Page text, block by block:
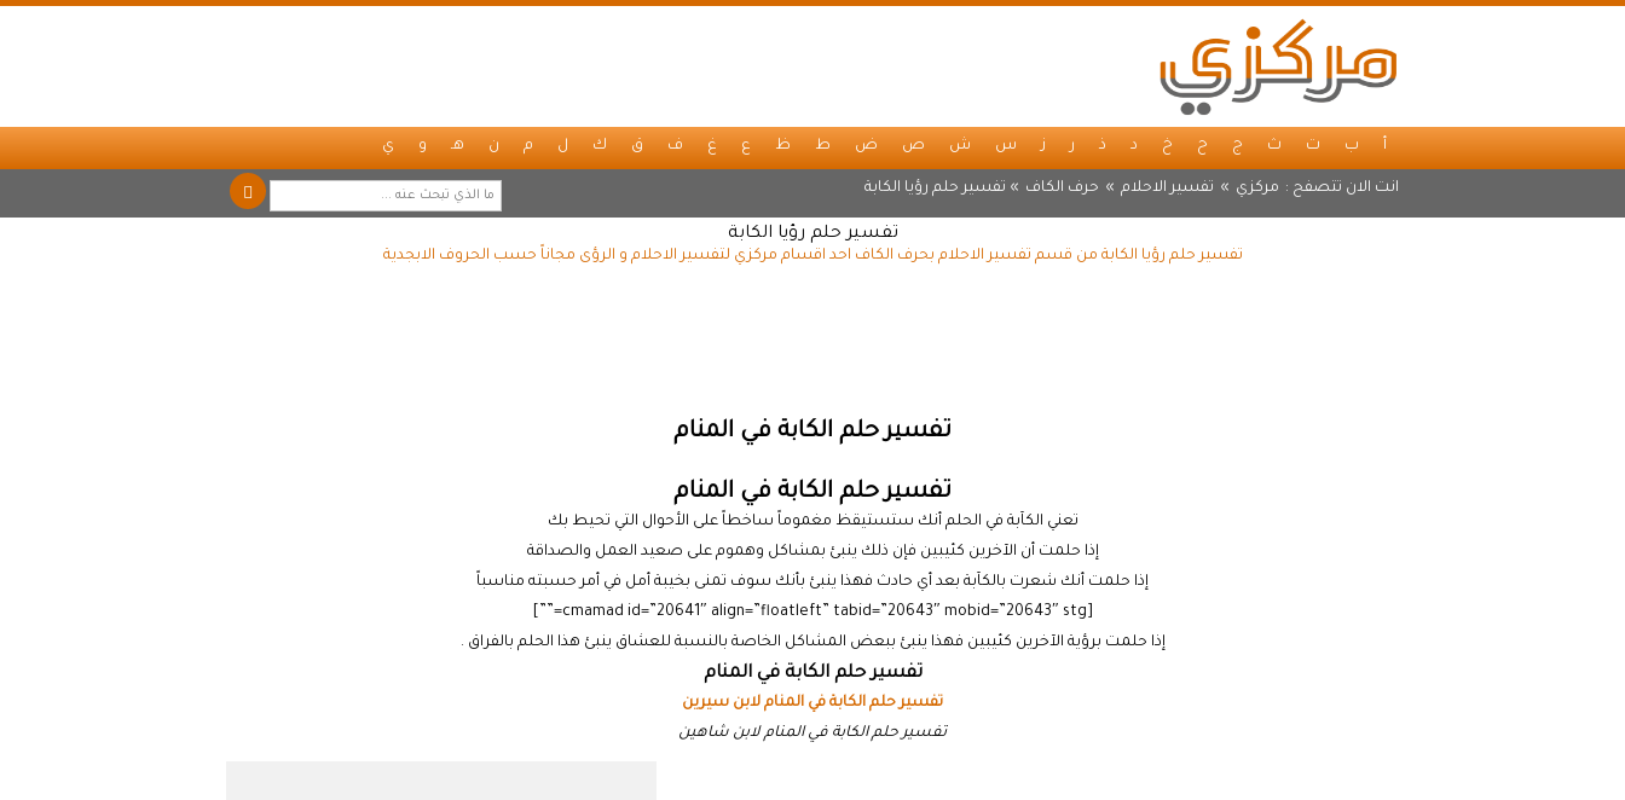
أ ب ت ث ج ح خ د ذ ر ز س ش ص ض ط ظ ع غ ف ق ك ل م ن هـ و ي
انت الان تتصفح : مركزي » تفسير الاحلام » حرف الكاف » تفسير حلم رؤيا الكابة
تفسير حلم رؤيا الكابة
تفسير حلم رؤيا الكابة من قسم تفسير الاحلام بحرف الكاف احد اقسام مركزي لتفسير الاحلام و الرؤى مجاناً حسب الحروف الابجدية
تفسير حلم الكابة في المنام
تفسير حلم الكابة في المنام
تعني الكآبة في الحلم أنك ستستيقظ مغموماً ساخطاً على الأحوال التي تحيط بك
إذا حلمت أن الآخرين كئيبين فإن ذلك ينبئ بمشاكل وهموم على صعيد العمل والصداقة
إذا حلمت أنك شعرت بالكآبة بعد أي حادث فهذا ينبئ بأنك سوف تمنى بخيبة أمل في أمر حسبته مناسباً
[cmamad id=”20641″ align=”floatleft” tabid=”20643″ mobid=”20643″ stg=””]
إذا حلمت برؤية الآخرين كئيبين فهذا ينبئ ببعض المشاكل الخاصة بالنسبة للعشاق ينبئ هذا الحلم بالفراق .
تفسير حلم الكابة في المنام
تفسير حلم الكابة في المنام لابن سيرين
تفسير حلم الكابة في المنام لابن شاهين